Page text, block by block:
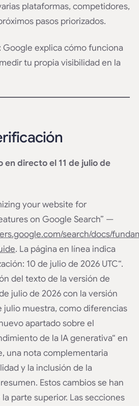
plataformas, competidores,
pasos priorizados.
Google explica cómo funciona
tu propia visibilidad en la
directo el 11 de julio de
your website for
on Google Search” —
search/docs/
. La página en línea indica
10 de julio de 2026 UTC“.
del texto de la versión de
julio de 2026 con la versión
julio muestra, como diferencias
apartado sobre el
de la IA generativa“ en
una nota complementaria
y la inclusión de la
Estos cambios se han
parte superior. Las secciones